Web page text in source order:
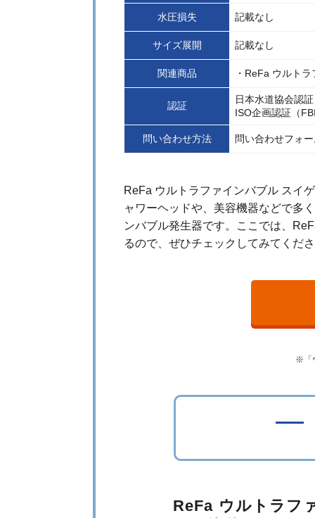
水圧損失 記載なし
サイズ展開 記載なし
関連商品 ・ReFa ウルト
認証
日本水道協会認証
ISO企画認証（
問い合わせ方法 問い合わせフォ
ReFa ウルトラファインバブル スイ
ャワーヘッドや、美容機器などで多
ンバブル発生器です。ここでは、
るので、ぜひチェックしてみてくだ
※「
ReFa ウルトラフ